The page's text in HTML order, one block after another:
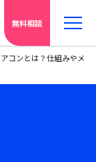
無料相談
コンとは？仕組みやメ